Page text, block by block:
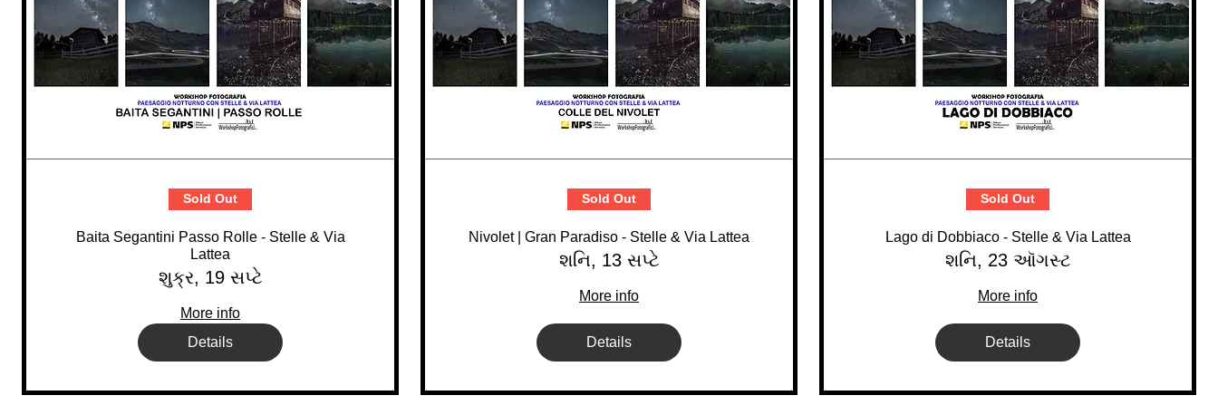
Sold Out
Baita Segantini Passo Rolle - Stelle & Via
Lattea
શુક્ર, 19 સપ્ટે
More info
Details
Sold Out
Nivolet | Gran Paradiso - Stelle & Via Lattea
શનિ, 13 સપ્ટે
More info
Details
Sold Out
Lago di Dobbiaco - Stelle & Via Lattea
શનિ, 23 ઑગસ્ટ
More info
Details